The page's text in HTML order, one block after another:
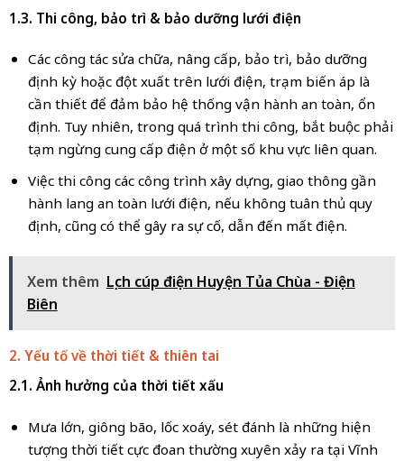
1.3. Thi công, bảo trì & bảo dưỡng lưới điện
Các công tác sửa chữa, nâng cấp, bảo trì, bảo dưỡng
định kỳ hoặc đột xuất trên lưới điện, trạm biến áp là
cần thiết để đảm bảo hệ thống vận hành an toàn, ổn
định. Tuy nhiên, trong quá trình thi công, bắt buộc phải
tạm ngừng cung cấp điện ở một số khu vực liên quan.
Việc thi công các công trình xây dựng, giao thông gần
hành lang an toàn lưới điện, nếu không tuân thủ quy
định, cũng có thể gây ra sự cố, dẫn đến mất điện.
Xem thêm Lịch cúp điện Huyện Tủa Chùa - Điện
Biên
2. Yếu tố về thời tiết & thiên tai
2.1. Ảnh hưởng của thời tiết xấu
Mưa lớn, giông bão, lốc xoáy, sét đánh là những hiện
tượng thời tiết cực đoan thường xuyên xảy ra tại Vĩnh